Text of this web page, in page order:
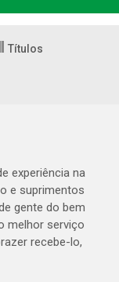
Títulos
experiência na
e suprimentos
gente do bem
melhor serviço
recebe-lo,